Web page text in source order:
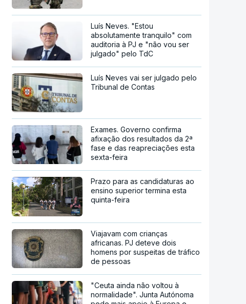
Luís Neves. "Estou
absolutamente tranquilo" com
auditoria à PJ e "não vou ser
julgado" pelo TdC
Luís Neves vai ser julgado pelo
Tribunal de Contas
Exames. Governo confirma
afixação dos resultados da 2ª
fase e das reapreciações esta
sexta-feira
Prazo para as candidaturas ao
ensino superior termina esta
quinta-feira
Viajavam com crianças
africanas. PJ deteve dois
homens por suspeitas de tráfico
de pessoas
"Ceuta ainda não voltou à
normalidade". Junta Autónoma